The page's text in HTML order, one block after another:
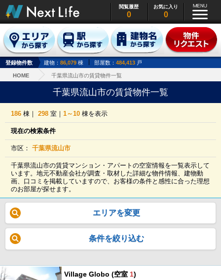
閲覧履歴
0
お気に入り
0
登録物件数 建物： 86,079 棟 部屋数： 484,413 戸
HOME 千葉県流山市の賃貸物件一覧
千葉県流山市の賃貸物件一覧
186 棟｜298 室｜1～10 棟を表示
現在の検索条件
市区：千葉県流山市
千葉県流山市の賃貸マンション・アパートの空室情報を一覧表示して
います。地元不動産会社が調査・取材した詳細な物件情報、建物動
画、口コミを掲載していますので、お客様の条件と感性に合った理想
のお部屋が探せます。
エリアを変更
条件を絞り込む
Village Globo (空室 1)